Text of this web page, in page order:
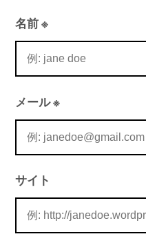
名前※
メール※
サイト